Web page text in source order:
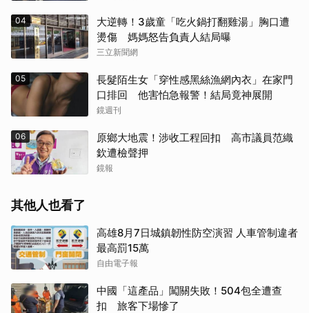
04
大逆轉！3歲童「吃火鍋打翻雞湯」胸口遭
燙傷 媽媽怒告負責人結局曝
三立新聞網
05
長髮陌生女「穿性感黑絲漁網內衣」在家門
口排回 他害怕急報警！結局竟神展開
鏡週刊
06
原鄉大地震！涉收工程回扣 高市議員范織
欽遭檢聲押
鏡報
其他人也看了
高雄8月7日城鎮韌性防空演習 人車管制違者
最高罰15萬
自由電子報
中國「這產品」闖關失敗！504包全遭查
扣 旅客下場慘了